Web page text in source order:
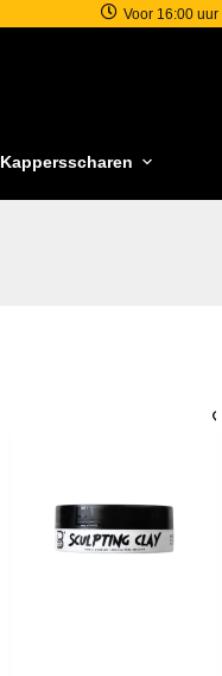
Voor 16:00
Kappersscharen